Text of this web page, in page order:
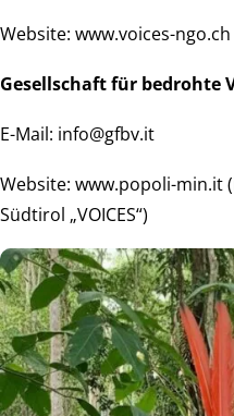
Website: www.voices-ngo.ch
Gesellschaft für bedrohte
E-Mail: info@gfbv.it
Website: www.popoli-min.it
Südtirol „VOICES“)